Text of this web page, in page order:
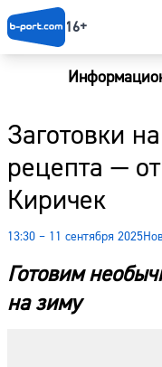
16+
Заготовки
рецепта —
Киричек
13:30 – 11 сентября 2025
Готовим
на зиму
Новости
Наши гости
Погода
Курсы валют